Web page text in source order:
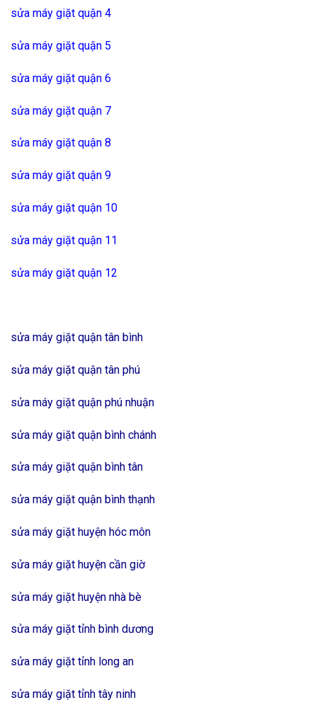
sửa máy giặt quận 4
sửa máy giặt quận 5
sửa máy giặt quận 6
sửa máy giặt quận 7
sửa máy giặt quận 8
sửa máy giặt quận 9
sửa máy giặt quận 10
sửa máy giặt quận 11
sửa máy giặt quận 12
sửa máy giặt quận tân bình
sửa máy giặt quận tân phú
sửa máy giặt quận phú nhuận
sửa máy giặt quận bình chánh
sửa máy giặt quận bình tân
sửa máy giặt quận bình thạnh
sửa máy giặt huyện hóc môn
sửa máy giặt huyện cần giờ
sửa máy giặt huyện nhà bè
sửa máy giặt tỉnh bình dương
sửa máy giặt tỉnh long an
sửa máy giặt tỉnh tây ninh